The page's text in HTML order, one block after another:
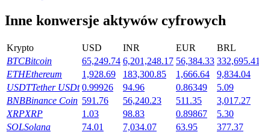
Codziennie zdobywaj konkurencyjne nagrody
Inne konwersje aktywów cyfrowych
Krypto USD INR EUR BRL
BTCBitcoin 65,249.74 6,201,248.17 56,384.33 332,695.41
ETHEthereum 1,928.69 183,300.85 1,666.64 9,834.04
USDTTether USDt 0.99926 94.96 0.86349 5.09
BNBBinance Coin 591.76 56,240.23 511.35 3,017.27
XRPXRP 1.03 98.83 0.89867 5.30
SOLSolana 74.01 7,034.07 63.95 377.37